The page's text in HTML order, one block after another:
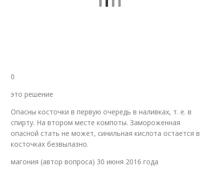
0
это решение
Опасны косточки в первую очередь в наливках, т. е. в
спирту. На втором месте компоты. Замороженная
опасной стать не может, синильная кислота остается в
косточках безвылазно.
магония (автор вопроса) 30 июня 2016 года